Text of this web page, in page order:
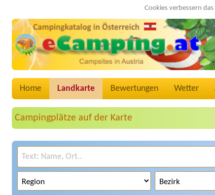
Cookies verbessern
Home Landkarte Bewertungen Wetter
Campingplätze auf der Karte